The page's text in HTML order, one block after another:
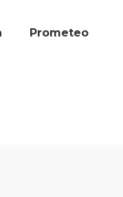
Prometeo